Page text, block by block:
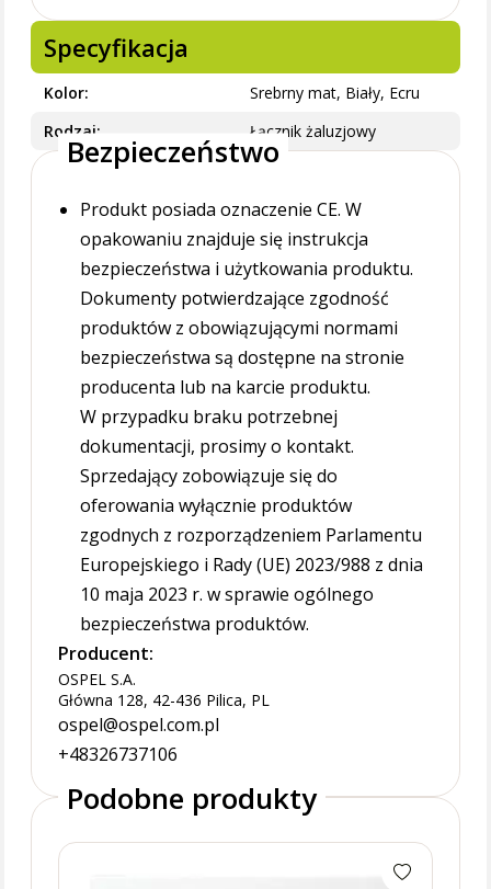
Specyfikacja
Kolor
Srebrny mat, Biały, Ecru
Rodzaj
Łącznik żaluzjowy
Bezpieczeństwo
Produkt posiada oznaczenie CE. W
opakowaniu znajduje się instrukcja
bezpieczeństwa i użytkowania produktu.
Dokumenty potwierdzające zgodność
produktów z obowiązującymi normami
bezpieczeństwa są dostępne na stronie
producenta lub na karcie produktu.
W przypadku braku potrzebnej
dokumentacji, prosimy o kontakt.
Sprzedający zobowiązuje się do
oferowania wyłącznie produktów
zgodnych z rozporządzeniem Parlamentu
Europejskiego i Rady (UE) 2023/988 z dnia
10 maja 2023 r. w sprawie ogólnego
bezpieczeństwa produktów.
Producent:
OSPEL S.A.
Główna 128, 42-436 Pilica, PL
ospel@ospel.com.pl
+48326737106
Podobne produkty